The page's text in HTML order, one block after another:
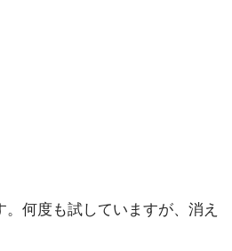
何度も試していますが、消え